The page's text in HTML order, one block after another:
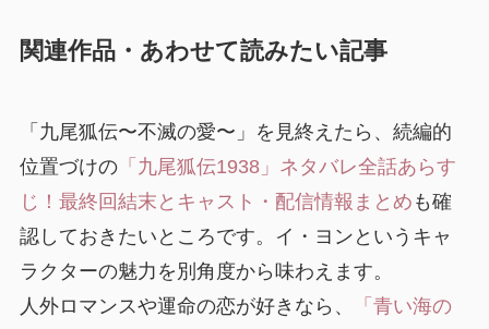
関連作品・あわせて読みたい記事
「九尾狐伝〜不滅の愛〜」を見終えたら、続編的
位置づけの「九尾狐伝1938」ネタバレ全話あらす
じ！最終回結末とキャスト・配信情報まとめ も確
認しておきたいところです。イ・ヨンというキャ
ラクターの魅力を別角度から味わえます。
人外ロマンスや運命の恋が好きなら、
「青い海の